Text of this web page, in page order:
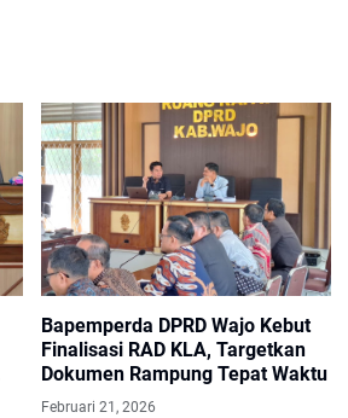
Bapemperda DPRD Wajo Kebut
Finalisasi RAD KLA, Targetkan
Dokumen Rampung Tepat Waktu
Februari 21, 2026